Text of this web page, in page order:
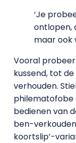
‘Je
ontlopen,
maar ook
Vooral
kussend, tot
verhouden.
philematofobe
bedienen van
ben-
koortslip’-